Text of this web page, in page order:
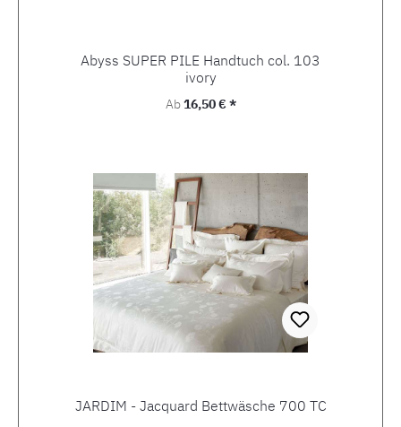
Abyss SUPER PILE Handtuch col. 103
ivory
Regulärer Preis:
Ab16,50 € *
JARDIM - Jacquard Bettwäsche 700 TC